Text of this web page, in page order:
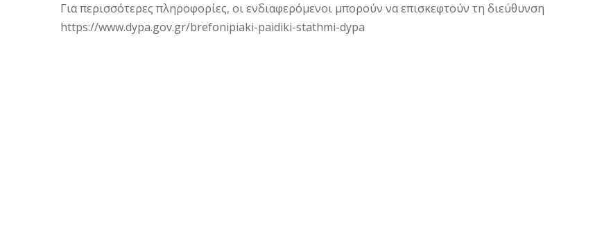
Για περισσότερες πληροφορίες, οι ενδιαφερόμενοι μπορούν να επισκεφτούν τη διεύθυνση
https://www.dypa.gov.gr/brefonipiaki-paidiki-stathmi-dypa